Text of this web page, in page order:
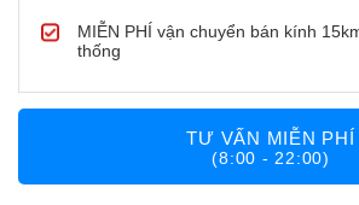
MIỄN PHÍ vận chuyển bán kính
thống
TƯ VẤN MIỄN PHÍ
(8:00 - 22:00)